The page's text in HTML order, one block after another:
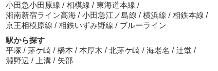
小田急小田原線 / 相模線 / 東海道本線 /
湘南新宿ライン高海 / 小田急江ノ島線 / 横浜線 / 相鉄本線 /
京王相模原線 / 相鉄いずみ野線 / ブルーライン
駅から探す
平塚 / 茅ケ崎 / 橋本 / 本厚木 / 北茅ケ崎 / 海老名 / 辻堂 /
淵野辺 / 上溝 / 矢部